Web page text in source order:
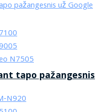
tapo pažangesnis
N7505
N920